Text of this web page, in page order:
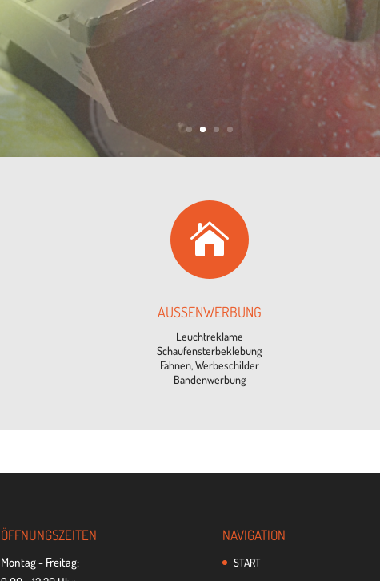

AUS­SEN­WER­BUNG
Leucht­re­klame
Schaufensterbeklebung
Fah­nen, Werbeschilder
Bandenwerbung
ÖFF­NUNGS­ZEI­TEN
Montag - Freitag:
NAVI­GA­TION
START